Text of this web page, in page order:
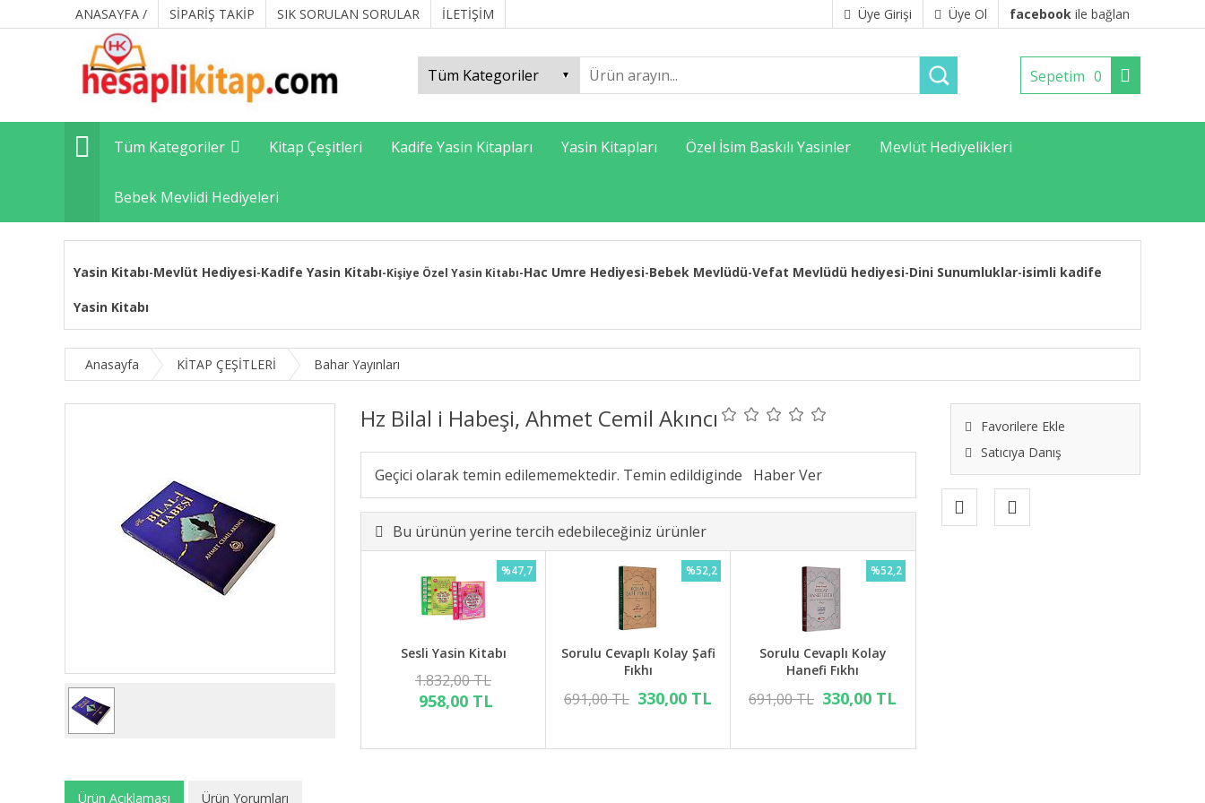
ANASAYFA / SİPARİŞ TAKİP SIK SORULAN SORULAR İLETİŞİM Üye Girişi Üye Ol facebook ile bağlan
Sepetim 0
Tüm Kategoriler Kitap Çeşitleri Kadife Yasin Kitapları Yasin Kitapları Özel İsim Baskılı Yasinler Mevlüt Hediyelikleri
Bebek Mevlidi Hediyeleri
Yasin Kitabı-Mevlüt Hediyesi-Kadife Yasin Kitabı-Kişiye Özel Yasin Kitabı-Hac Umre Hediyesi-Bebek Mevlüdü-Vefat Mevlüdü hediyesi-Dini Sunumluklar-isimli kadife
Yasin Kitabı
Anasayfa KİTAP ÇEŞİTLERİ Bahar Yayınları
Hz Bilal i Habeşi, Ahmet Cemil Akıncı
Favorilere Ekle
Satıcıya Danış
Geçici olarak temin edilememektedir. Temin edildiginde
Bu ürünün yerine tercih edebileceğiniz ürünler
Sesli Yasin Kitabı
1.832,00 TL
958,00 TL
%47,7
Sorulu Cevaplı Kolay Şafi
Fıkhı
691,00 TL 330,00 TL
%52,2
Sorulu Cevaplı Kolay
Hanefi Fıkhı
691,00 TL 330,00 TL
%52,2
Ürün Açıklaması Ürün Yorumları